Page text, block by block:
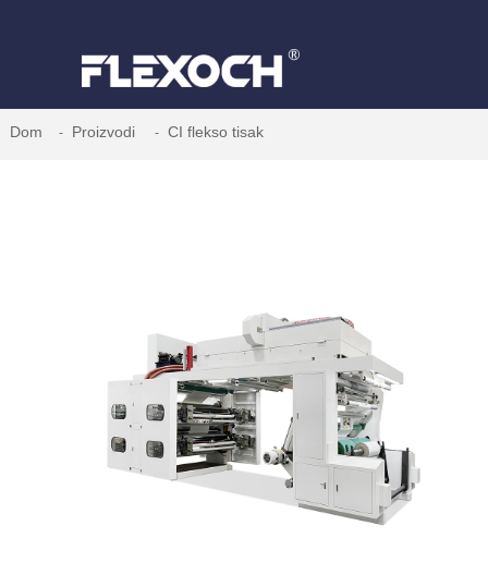
Dom Proizvodi CI flekso tisak